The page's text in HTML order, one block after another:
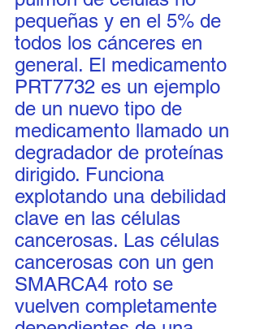
pequeñas y en el 5% de
todos los cánceres en
general. El medicamento
PRT7732 es un ejemplo
de un nuevo tipo de
medicamento llamado un
degradador de proteínas
dirigido. Funciona
explotando una debilidad
clave en las células
cancerosas. Las células
cancerosas con un gen
SMARCA4 roto se
vuelven completamente